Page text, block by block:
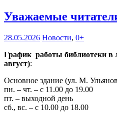
Уважаемые
28.05.2026 Новости, 0+
График работы библиотеки в
август):
Основное здание (ул. М.
пн. – чт. – с 11.00 до 19.00
пт. – выходной день
сб., вс. – с 10.00 до 18.00